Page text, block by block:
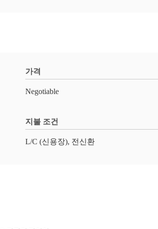
가격
Negotiable
지불 조건
L/C (신용장), 전신환